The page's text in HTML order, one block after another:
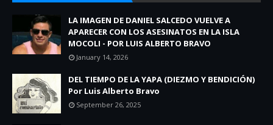
LA IMAGEN DE DANIEL SALCEDO VUELVE A
APARECER CON LOS ASESINATOS EN LA ISLA
MOCOLI - POR LUIS ALBERTO BRAVO
January 14, 2026
DEL TIEMPO DE LA YAPA (DIEZMO Y BENDICIÓN)
Por Luis Alberto Bravo
September 26, 2025